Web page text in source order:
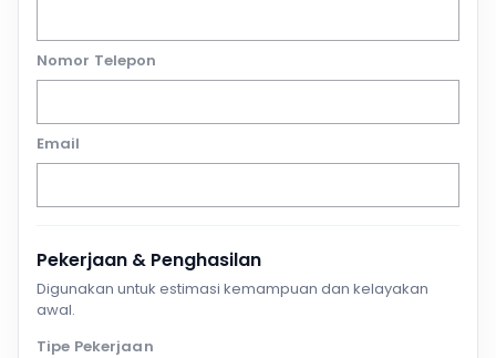
Nomor Telepon
Email
Pekerjaan & Penghasilan
Digunakan untuk estimasi kemampuan dan kelayakan
awal.
Tipe Pekerjaan